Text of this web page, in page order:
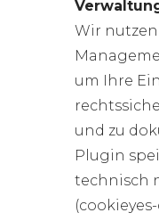
Wir
um Ihre
und zu
Plugin
technisch